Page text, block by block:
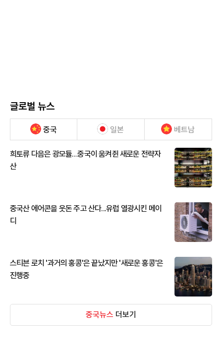
글로벌 뉴스
중국 일본 베트남
희토류 다음은 광모듈…중국이 움켜쥔 새로운 전략자
산
중국산 에어콘을 웃돈 주고 산다...유럽 열광시킨 메이
디
스티븐 로치 '과거의 홍콩'은 끝났지만 '새로운 홍콩'은
진행중
중국뉴스 더보기